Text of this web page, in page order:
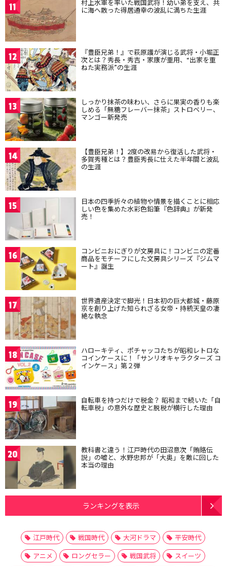
11 村上水軍を率いた戦国武将！幼い弟を支え、共
に海へ散った得居通幸の波乱に満ちた生涯
12 『豊臣兄弟！』で萩原護が演じる武将・小堀正
次とは？秀長・秀吉・家康が重用、“出家を重
ねた実務派”の生涯
13 しっかり抹茶の味わい、さらに果実の香りも楽
しめる「無糖フレーバー抹茶」ストロベリー、
マンゴー新発売
14 【豊臣兄弟！】2度の改易から復活した武将・
多賀秀種とは？豊臣秀長に仕えた半年間と波乱
の生涯
15 日本の四季折々の植物や情景を描くことに相応
しい色を集めた水彩色鉛筆『色辞典』が新発
売！
16 コンビニおにぎりが文房具に！コンビニの定番
商品をモチーフにした文房具シリーズ『ジムマ
ート』誕生
17 世界遺産決定で脚光！日本初の巨大都城・藤原
京を創り上げた知られざる女帝・持統天皇の凄
絶な執念
18 ハローキティ、ポチャッコたちが昭和レトロな
コインケースに！「サンリオキャラクターズ コ
インケース」第２弾
19 自転車を持つだけで税金？ 昭和まで続いた「自
転車税」の意外な歴史と脱税が横行した理由
20 教科書と違う！江戸時代の田沼意次「賄賂伝
説」の嘘と、水野忠邦が「大奥」を敵に回した
本当の理由
ランキングを表示
江戸時代 戦国時代 大河ドラマ
平安時代
アニメ
ロングセラー 戦国武将
スイーツ